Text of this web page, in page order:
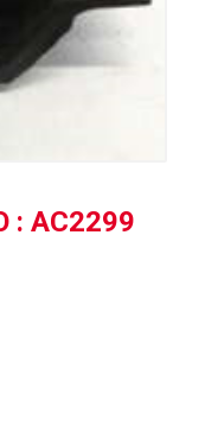
: AC2299